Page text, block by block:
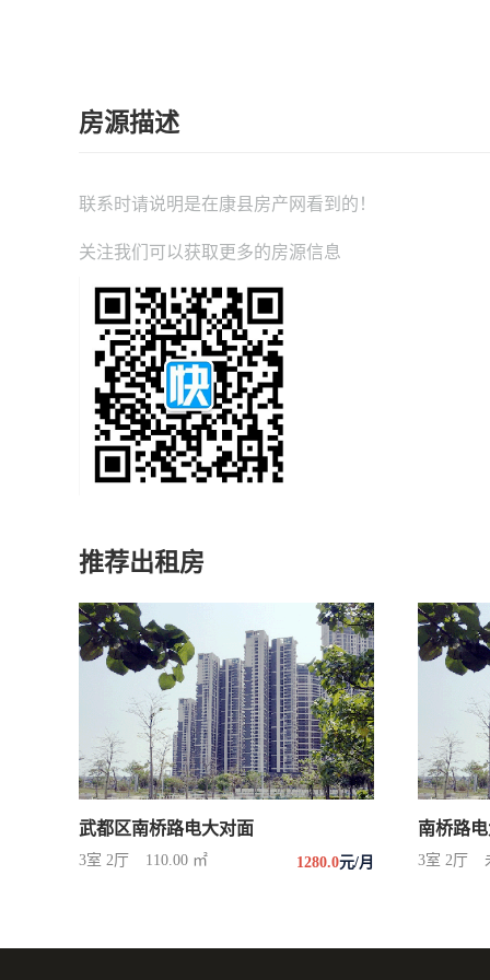
房源描述
联系时请说明是在康县房产网 看到的！
关注我们可以获取更多的房源信息
推荐出租房
武都区南桥路电大对面
3室 2厅 110.00 ㎡ 1280.0元/月
南桥路
3室 2厅